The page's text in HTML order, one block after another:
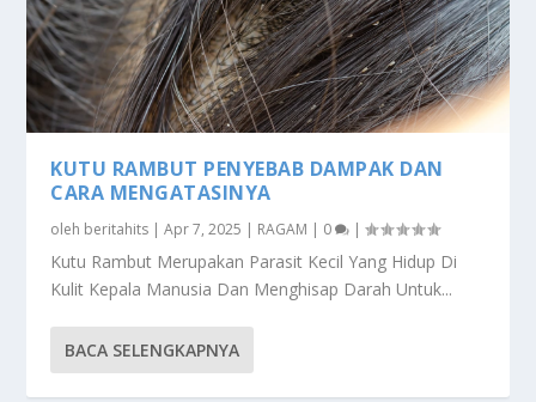
KUTU RAMBUT PENYEBAB DAMPAK DAN
CARA MENGATASINYA
oleh beritahits |Apr 7, 2025 | RAGAM | 0 |
Kutu Rambut Merupakan Parasit Kecil Yang Hidup Di
Kulit Kepala Manusia Dan Menghisap Darah Untuk...
BACA SELENGKAPNYA